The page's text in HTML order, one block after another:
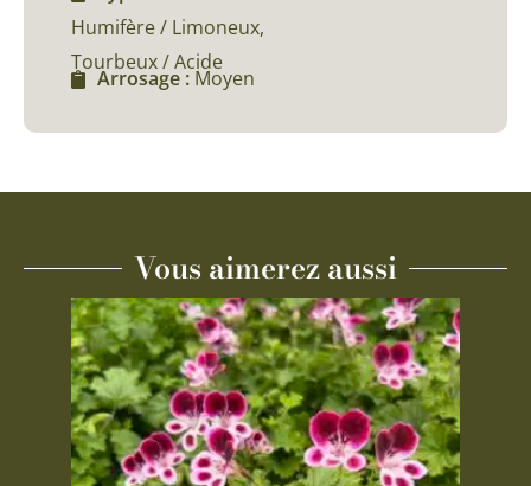
Humifère / Limoneux,
Tourbeux / Acide
Arrosage : Moyen
Vous aimerez aussi